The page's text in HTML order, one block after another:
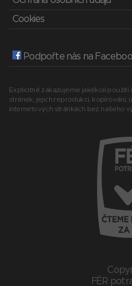
Cookies
Podpořte nás na
Explicitně zakazujeme jakékoli
stránek, jejich reprodukci, kopírování,
internetových stránkách bez našeho
FÉR